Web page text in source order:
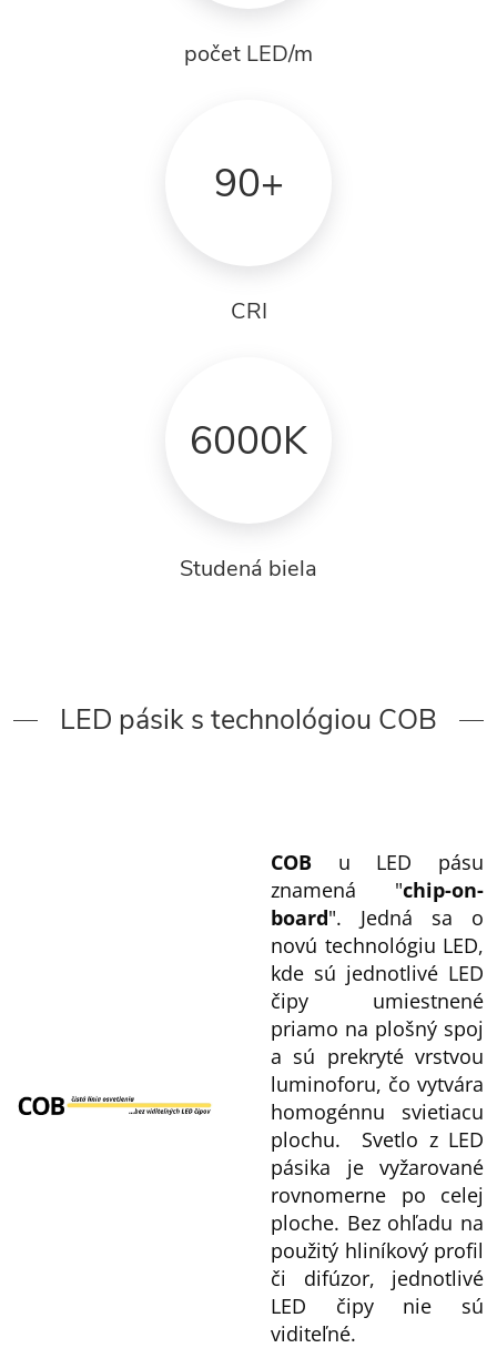
počet LED/m
90+
CRI
6000K
Studená biela
LED pásik s technológiou COB
COB u LED pásu
znamená "chip-on-
board". Jedná sa o
novú technológiu LED,
kde sú jednotlivé LED
čipy umiestnené
priamo na plošný spoj
a sú prekryté vrstvou
luminoforu, čo vytvára
homogénnu svietiacu
plochu. Svetlo z LED
pásika je vyžarované
rovnomerne po celej
ploche. Bez ohľadu na
použitý hliníkový profil
či difúzor, jednotlivé
LED čipy nie sú
viditeľné.